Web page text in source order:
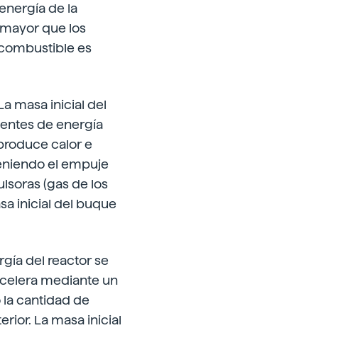
de la
que los
es
masa inicial del
de energía
calor e
el empuje
(gas de los
inicial del buque
del reactor se
mediante un
cantidad de
La masa inicial